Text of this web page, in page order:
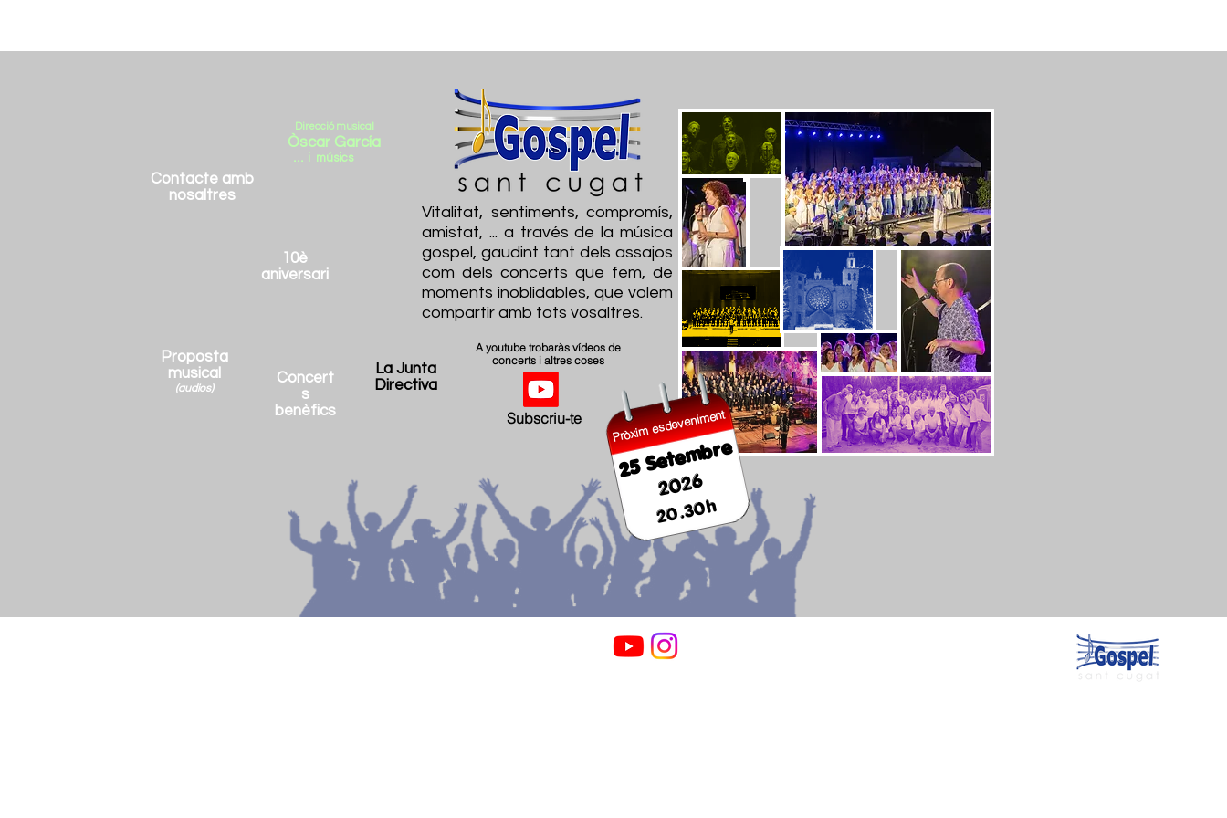
Concert
s
benèfics
Vitalitat, sentiments, compromís,
amistat, ... a través de la música
gospel, gaudint tant dels assajos
com dels concerts que fem, de
moments inoblidables, que volem
compartir amb tots vosaltres.
10è
aniversari
Direcció musical
Òscar García
... i músics
Contacte amb
nosaltres
Proposta
musical
(audios)
La Junta
Directiva
A youtube trobaràs vídeos de
concerts i altres coses
Subscriu-te Pròxim esdeveniment
25 Setembre
2026
20.30h